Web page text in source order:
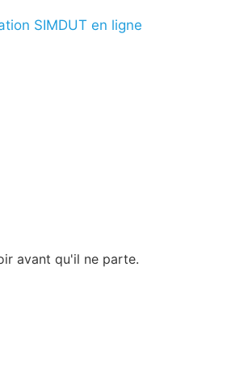
SIMDUT en ligne
avant qu'il ne parte.